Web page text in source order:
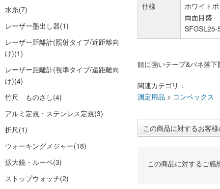
水糸(7)
レーザー墨出し器(1)
レーザー距離計(照射タイプ/近距離向
け)(1)
レーザー距離計(視準タイプ/遠距離向
け)(4)
竹尺 ものさし(4)
アルミ定規・ステンレス定規(3)
折尺(1)
ウォーキングメジャー(18)
拡大鏡・ルーペ(3)
ストップウォッチ(2)
仕様
ホワイト
両面目盛
SFGSL25-
錆に強いテープ&バネ落
関連カテゴリ：
測定用品 > コンベックス
この商品に対するお客
この商品に対するご感